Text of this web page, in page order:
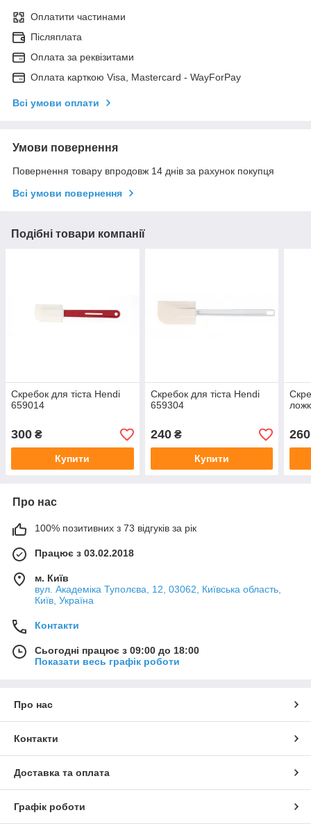
Оплатити частинами
Післяплата
Оплата за реквізитами
Оплата карткою Visa, Mastercard - WayForPay
Всі умови оплати
Умови повернення
Повернення товару впродовж 14 днів за рахунок покупця
Всі умови повернення
Подібні товари компанії
Скребок для тіста Hendi
659014
300 ₴
Купити
Скребок для тіста Hendi
659304
240₴
Купити
260
Про нас
100% позитивних з 73 відгуків за рік
Працює з 03.02.2018
м. Київ
вул. Академіка Туполєва, 12, 03062, Київська область,
Київ, Україна
Контакти
Сьогодні працює з 09:00 до 18:00
Показати весь графік роботи
Про нас
Контакти
Доставка та оплата
Графік роботи